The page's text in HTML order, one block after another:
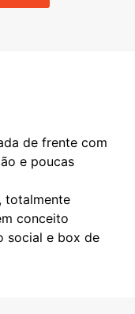
de frente com
e poucas
totalmente
conceito
social e box de